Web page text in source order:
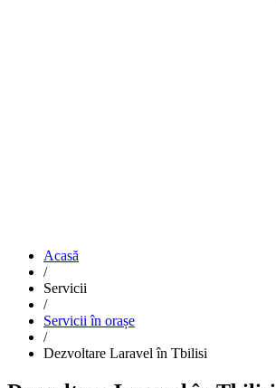
Acasă
/
Servicii
/
Servicii în orașe
/
Dezvoltare Laravel în Tbilisi